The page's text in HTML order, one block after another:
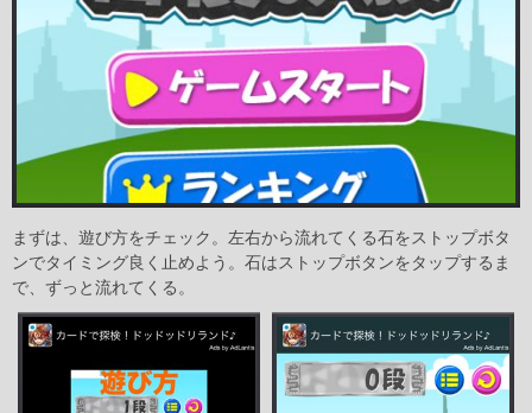
まずは、遊び方をチェック。左右から流れてくる石をストップボタ
ンでタイミング良く止めよう。石はストップボタンをタップするま
で、ずっと流れてくる。